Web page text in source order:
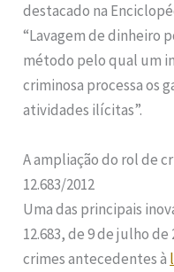
destacado na
“Lavagem de dinheiro
método pelo qual um
criminosa processa os
atividades ilícitas”.
A ampliação do rol de
12.683/2012
Uma das principais
12.683, de 9 de julho
crimes antecedentes à